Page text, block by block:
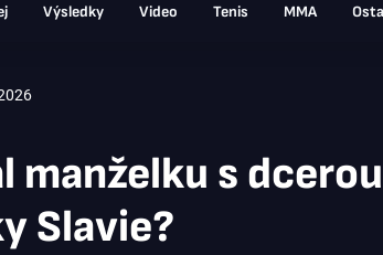
Výsledky Video Tenis MMA
manželku s
Slavie?